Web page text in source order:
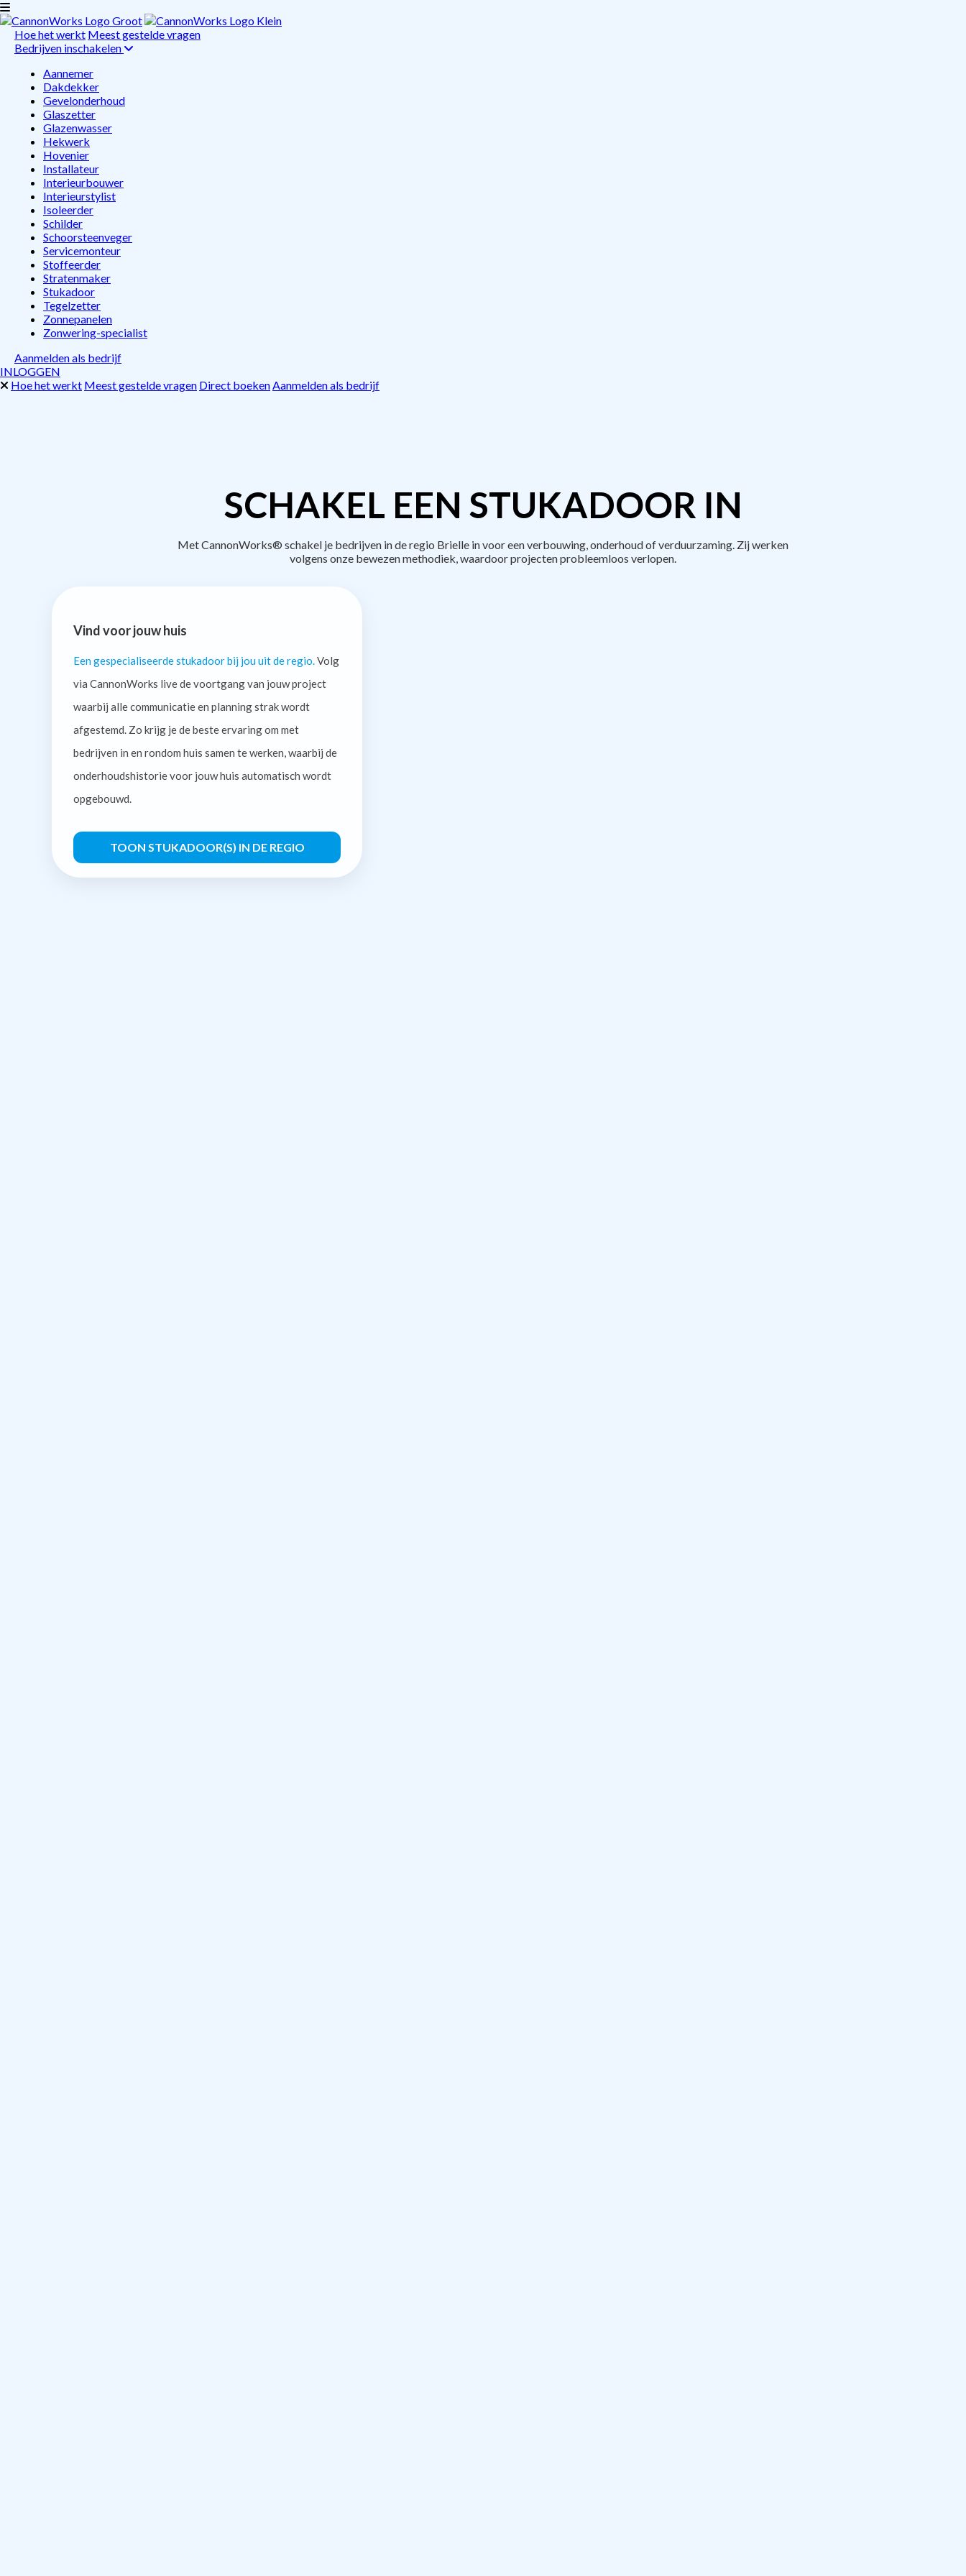
Hoe het werkt Meest gestelde vragen
Bedrijven inschakelen
Aannemer
Dakdekker
Gevelonderhoud
Glaszetter
Glazenwasser
Hekwerk
Hovenier
Installateur
Interieurbouwer
Interieurstylist
Isoleerder
Schilder
Schoorsteenveger
Servicemonteur
Stoffeerder
Stratenmaker
Stukadoor
Tegelzetter
Zonnepanelen
Zonwering-specialist
Aanmelden als bedrijf
INLOGGEN
Hoe het werkt Meest gestelde vragen Direct boekenAanmelden als bedrijf
SCHAKEL EEN STUKADOOR IN
Met CannonWorks® schakel je bedrijven in de regio Brielle in voor een verbouwing, onderhoud of verduurzaming. Zij werken
volgens onze bewezen methodiek, waardoor projecten probleemloos verlopen.
Vind voor jouw huis
Een gespecialiseerde stukadoor bij jou uit de regio. Volg
via CannonWorks live de voortgang van jouw project
waarbij alle communicatie en planning strak wordt
afgestemd. Zo krijg je de beste ervaring om met
bedrijven in en rondom huis samen te werken, waarbij de
onderhoudshistorie voor jouw huis automatisch wordt
opgebouwd.
TOON STUKADOOR(S) IN DE REGIO